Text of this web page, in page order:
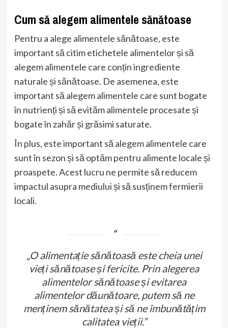
Cum să alegem alimentele sănătoase
Pentru a alege alimentele sănătoase, este
important să citim etichetele alimentelor și să
alegem alimentele care conțin ingrediente
naturale și sănătoase. De asemenea, este
important să alegem alimentele care sunt bogate
în nutrienți și să evităm alimentele procesate și
bogate în zahăr și grăsimi saturate.
În plus, este important să alegem alimentele care
sunt în sezon și să optăm pentru alimente locale și
proaspete. Acest lucru ne permite să reducem
impactul asupra mediului și să susținem fermierii
locali.
„O alimentație sănătoasă este cheia unei
vieți sănătoase și fericite. Prin alegerea
alimentelor sănătoase și evitarea
alimentelor dăunătoare, putem să ne
menținem sănătatea și să ne îmbunătățim
calitatea vieții.”